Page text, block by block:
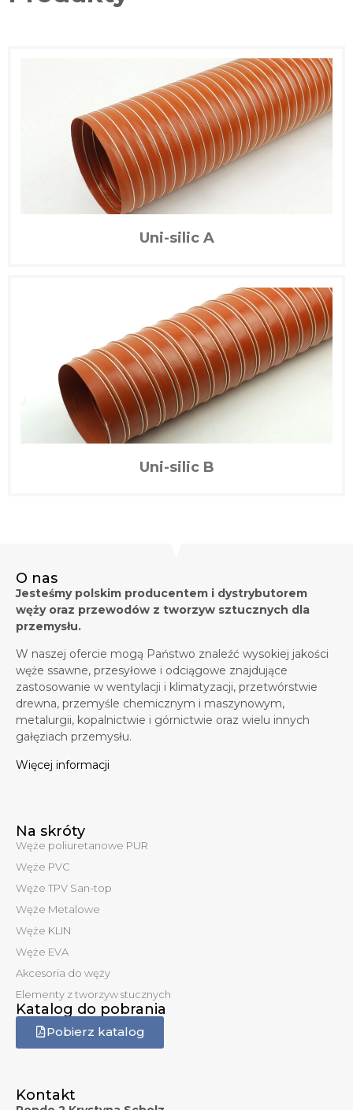
Uni-silic A
Uni-silic B
O nas
Jesteśmy polskim producentem i dystrybutorem
węży oraz przewodów z tworzyw sztucznych dla
przemysłu.
W naszej ofercie mogą Państwo znaleźć wysokiej jakości
węże ssawne, przesyłowe i odciągowe znajdujące
zastosowanie w wentylacji i klimatyzacji, przetwórstwie
drewna, przemyśle chemicznym i maszynowym,
metalurgii, kopalnictwie i górnictwie oraz wielu innych
gałęziach przemysłu.
Więcej informacji
Na skróty
Węże poliuretanowe PUR
Węże PVC
Węże TPV San-top
Węże Metalowe
Węże KLIN
Węże EVA
Akcesoria do węży
Elementy z tworzyw stucznych
Katalog do pobrania
Pobierz katalog
Kontakt